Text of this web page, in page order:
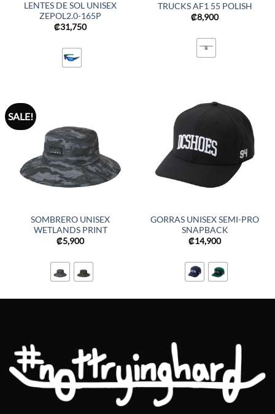
LENTES DE SOL UNISEX
ZEPOL2.0-165P
₡31,750
TRUCKS AF1 55 POLISH
₡8,900
SALE!
SOMBRERO UNISEX
WETLANDS PRINT
₡5,900
GORRAS UNISEX SEMI-PRO
SNAPBACK
₡14,900